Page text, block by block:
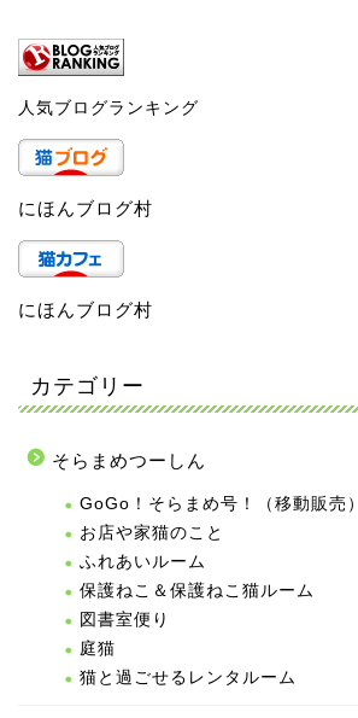
人気ブログランキング
にほんブログ村
にほんブログ村
カテゴリー
そらまめつーしん
GoGo！そらまめ号！（移動販売）
お店や家猫のこと
ふれあいルーム
保護ねこ＆保護ねこ猫ルーム
図書室便り
庭猫
猫と過ごせるレンタルーム